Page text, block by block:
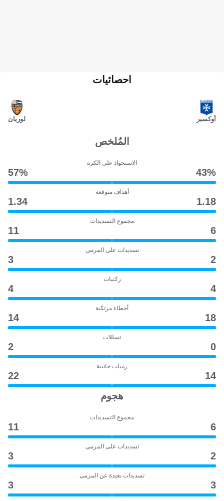
أوكسير
احصائيات
لوريان
المُلخص
الاستحواذ على الكرة
43‎%‎
57‎%‎
أهداف متوقعة
1.18
1.34
مجموع التسديدات
6
11
تسديدات على المرمى
2
3
ركنيات
4
4
أخطاء مرتكبة
18
14
تسللات
0
2
رميات جانبية
14
22
هجوم
مجموع التسديدات
6
11
تسديدات على المرمى
2
3
تسديدات بعيدة عن المرمى
3
3